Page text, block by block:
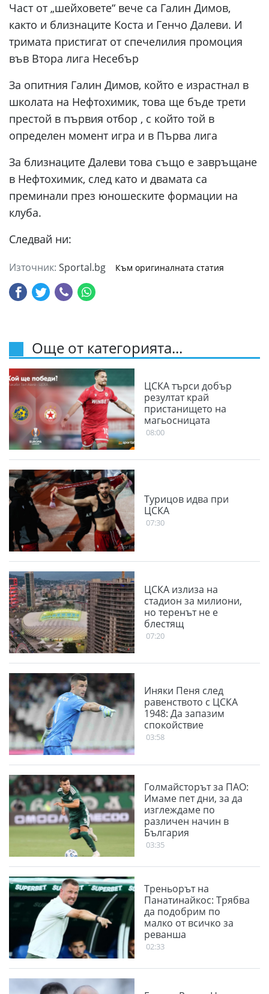
Част от „шейховете“ вече са Галин Димов,
както и близнаците Коста и Генчо Далеви. И
тримата пристигат от спечелилия промоция
във Втора лига Несебър
За опитния Галин Димов, който е израстнал в
школата на Нефтохимик, това ще бъде трети
престой в първия отбор , с който той в
определен момент игра и в Първа лига
За близнаците Далеви това също е завръщане
в Нефтохимик, след като и двамата са
преминали през юношеските формации на
клуба.
Следвай ни:
Източник: Sportal.bg Към оригиналната статия
Още от категорията...
ЦСКА търси добър
резултат край
пристанището на
магьосницата
08:00
Турицов идва при
ЦСКА
07:30
ЦСКА излиза на
стадион за милиони,
но теренът не е
блестящ
07:20
Иняки Пеня след
равенството с ЦСКА
1948: Да запазим
спокойствие
03:58
Голмайсторът за ПАО:
Имаме пет дни, за да
изглеждаме по
различен начин в
България
03:35
Треньорът на
Панатинайкос: Трябва
да подобрим по
малко от всичко за
реванша
02:33